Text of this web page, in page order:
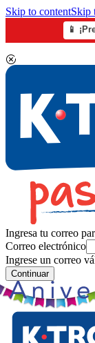
Skip to contentSkip
📱
Ingresa tu correo
Correo electrónico
Ingrese un correo
Continuar